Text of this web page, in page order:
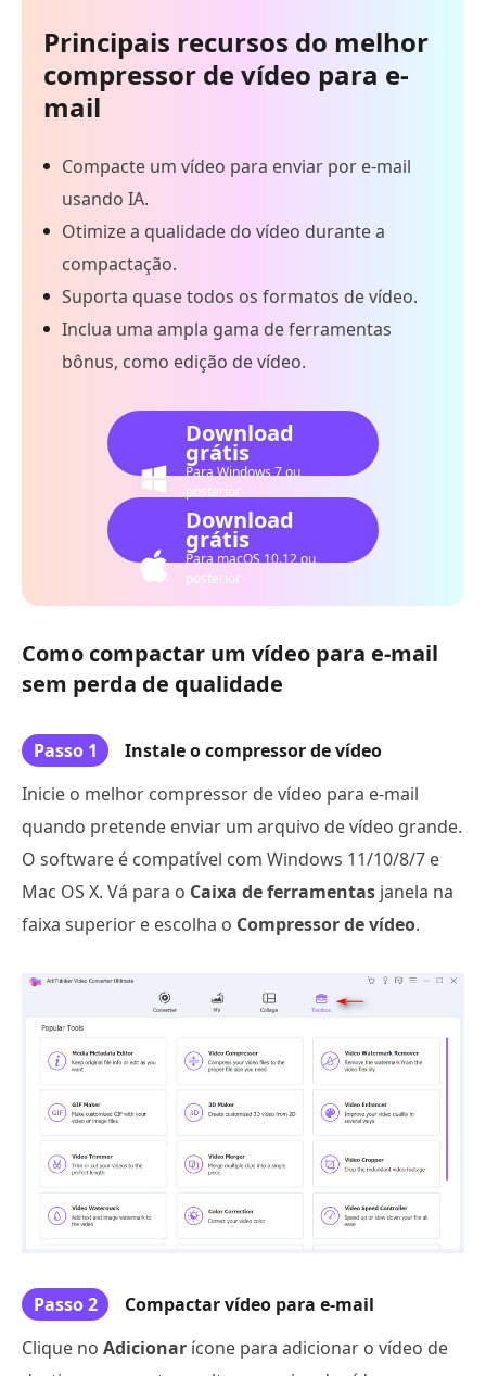
Principais recursos do melhor
compressor de vídeo para e-
mail
Compacte um vídeo para enviar por e-mail
usando IA.
Otimize a qualidade do vídeo durante a
compactação.
Suporta quase todos os formatos de vídeo.
Inclua uma ampla gama de ferramentas
bônus, como edição de vídeo.
Download
grátis
Para Windows 7 ou
posterior
Download
grátis
Para macOS 10.12 ou
posterior
Como compactar um vídeo para e-mail
sem perda de qualidade
Passo 1
Instale o compressor de vídeo
Inicie o melhor compressor de vídeo para e-mail
quando pretende enviar um arquivo de vídeo grande.
O software é compatível com Windows 11/10/8/7 e
Mac OS X. Vá para o Caixa de ferramentas janela na
faixa superior e escolha o Compressor de vídeo.
Passo 2
Compactar vídeo para e-mail
Clique no Adicionar ícone para adicionar o vídeo de